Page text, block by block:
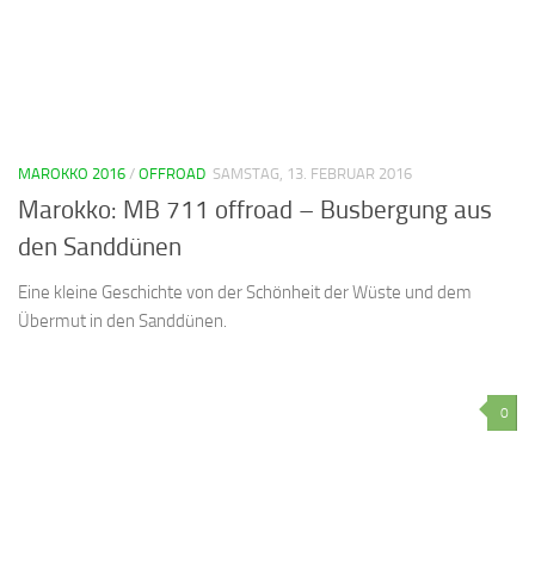
MAROKKO 2016 / OFFROAD SAMSTAG, 13. FEBRUAR 2016
Marokko: MB 711 offroad – Busbergung aus
den Sanddünen
Eine kleine Geschichte von der Schönheit der Wüste und dem
Übermut in den Sanddünen.
0